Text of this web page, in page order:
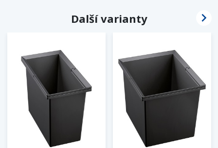
Další varianty 